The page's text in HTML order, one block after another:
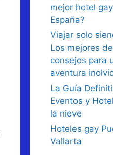
mejor hotel
España?
Viajar solo
Los mejores
consejos para
aventura
La Guía
Eventos y
la nieve
Hoteles gay
Vallarta